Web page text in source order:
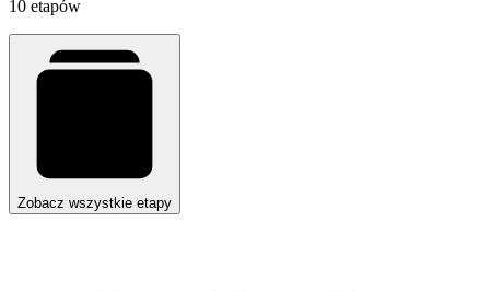
10 etapów
Zobacz wszystkie etapy